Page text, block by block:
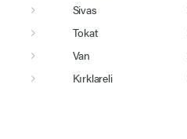
Sivas
Tokat
Van
Kırklareli